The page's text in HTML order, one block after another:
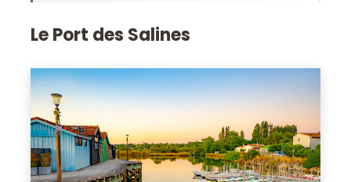
Le Port des Salines